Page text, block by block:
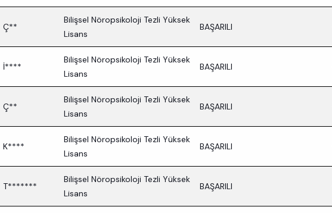
Ç**
Bilişsel Nöropsikoloji Tezli Yüksek
Lisans
BAŞARILI
İ****
Bilişsel Nöropsikoloji Tezli Yüksek
Lisans
BAŞARILI
Ç**
Bilişsel Nöropsikoloji Tezli Yüksek
Lisans
BAŞARILI
K****
Bilişsel Nöropsikoloji Tezli Yüksek
Lisans
BAŞARILI
T*******
Bilişsel Nöropsikoloji Tezli Yüksek
Lisans
BAŞARILI